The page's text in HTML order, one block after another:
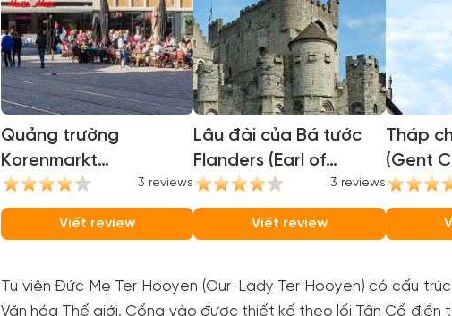
Quảng trường
Korenmarkt
(Korenmarkt Square)
3 reviews
Viết review
Lâu đài của Bá tước
Flanders (Earl of
Flanders Castle)
3 reviews
Viết review
Tháp
(Gent
Tu viện Đức Mẹ Ter Hooyen (Our-Lady Ter Hooyen) có cấu
Văn hóa Thế giới. Cổng vào được thiết kế theo lối Tân Cổ điển